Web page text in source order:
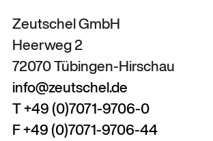
Zeutschel GmbH
Heerweg 2
72070 Tübingen-Hirschau
info@zeutschel.de
T +49 (0)7071-9706-0
F +49 (0)7071-9706-44